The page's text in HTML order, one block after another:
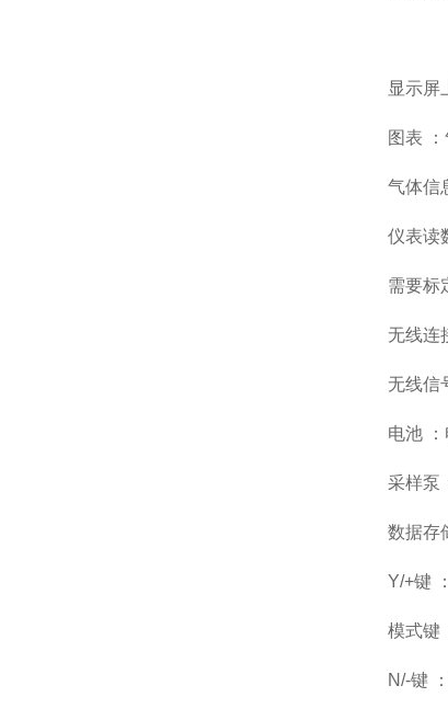
显示屏
图表
气体信
仪表读
需要标
无线连
无线信
电池
采样泵
数据存
Y/+键
模式键
N/-键